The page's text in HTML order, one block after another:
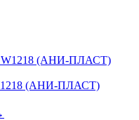
(АНИ-ПЛАСТ)